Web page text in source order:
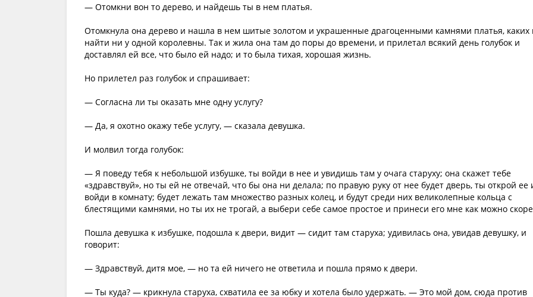
— Отомкни вон то дерево, и найдешь ты в нем платья.
Отомкнула она дерево и нашла в нем шитые золотом и украшенные драгоценными камнями платья, каких
найти ни у одной королевны. Так и жила она там до поры до времени, и прилетал всякий день голубок и
доставлял ей все, что было ей надо; и то была тихая, хорошая жизнь.
Но прилетел раз голубок и спрашивает:
— Согласна ли ты оказать мне одну услугу?
— Да, я охотно окажу тебе услугу, — сказала девушка.
И молвил тогда голубок:
— Я поведу тебя к небольшой избушке, ты войди в нее и увидишь там у очага старуху; она скажет тебе
«здравствуй», но ты ей не отвечай, что бы она ни делала; по правую руку от нее будет дверь, ты открой ее
войди в комнату; будет лежать там множество разных колец, и будут среди них великолепные кольца с
блестящими камнями, но ты их не трогай, а выбери себе самое простое и принеси его мне как можно
Пошла девушка к избушке, подошла к двери, видит — сидит там старуха; удивилась она, увидав девушку, и
говорит:
— Здравствуй, дитя мое, — но та ей ничего не ответила и пошла прямо к двери.
— Ты куда? — крикнула старуха, схватила ее за юбку и хотела было удержать. — Это мой дом, сюда против